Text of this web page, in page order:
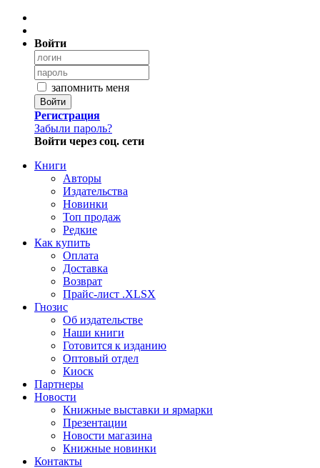
Войти
запомнить меня
Войти
Регистрация
Забыли пароль?
Войти через соц. сети
Книги
Авторы
Издательства
Новинки
Топ продаж
Редкие
Как купить
Оплата
Доставка
Возврат
Прайс-лист .XLSX
Гнозис
Об издательстве
Наши книги
Готовится к изданию
Оптовый отдел
Киоск
Партнеры
Новости
Книжные выставки и ярмарки
Презентации
Новости магазина
Книжные новинки
Контакты